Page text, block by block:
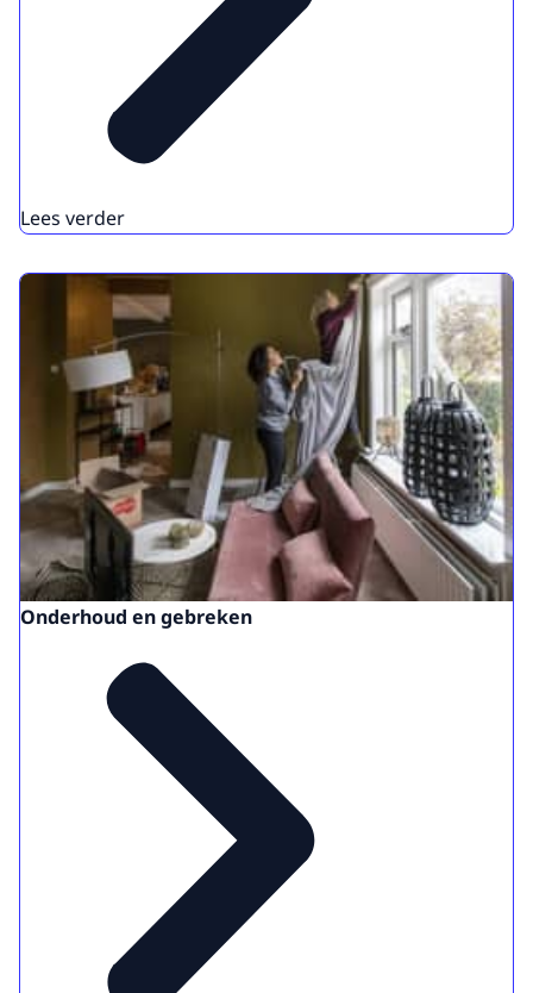
Lees verder
Onderhoud en gebreken